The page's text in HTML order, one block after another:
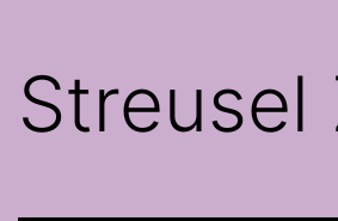
Streusel